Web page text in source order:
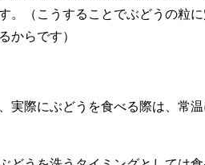
。（こうすることでぶどうの粒
からです）
実際にぶどうを食べる際は、常